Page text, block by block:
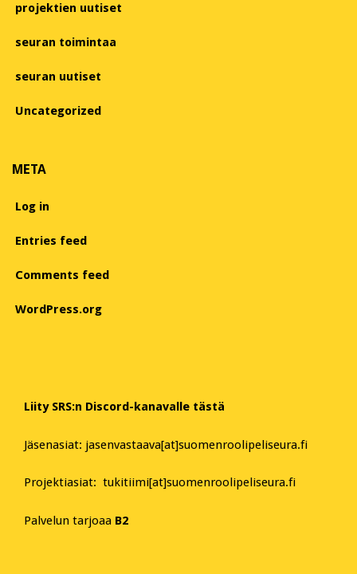
projektien uutiset
seuran toimintaa
seuran uutiset
Uncategorized
META
Log in
Entries feed
Comments feed
WordPress.org
Liity SRS:n Discord-kanavalle tästä
Jäsenasiat: jasenvastaava[at]suomenroolipeliseura.fi
Projektiasiat: tukitiimi[at]suomenroolipeliseura.fi
Palvelun tarjoaa B2